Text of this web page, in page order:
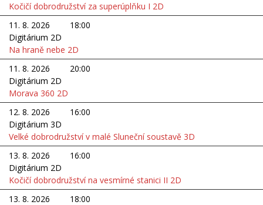
Kočičí dobrodružství za superúplňku I 2D
11. 8. 2026
18:00
Digitárium 2D
Na hraně nebe 2D
11. 8. 2026
20:00
Digitárium 2D
Morava 360 2D
12. 8. 2026
16:00
Digitárium 3D
Velké dobrodružství v malé Sluneční soustavě 3D
13. 8. 2026
16:00
Digitárium 2D
Kočičí dobrodružství na vesmírné stanici II 2D
13. 8. 2026
18:00